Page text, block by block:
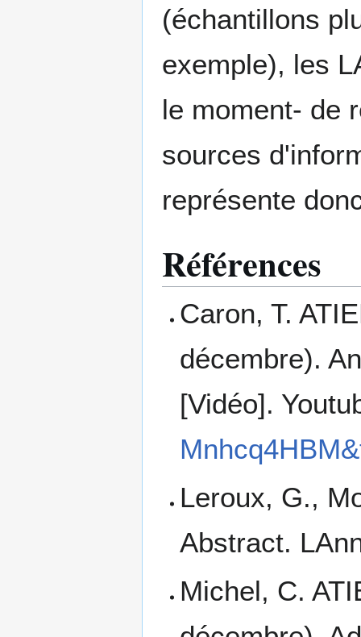
(échantillons
exemple), les
le moment- de
sources
représente
Références
Caron, T.
décembre).
[Vidéo].
Leroux, G.,
Abstract.
Michel, C.